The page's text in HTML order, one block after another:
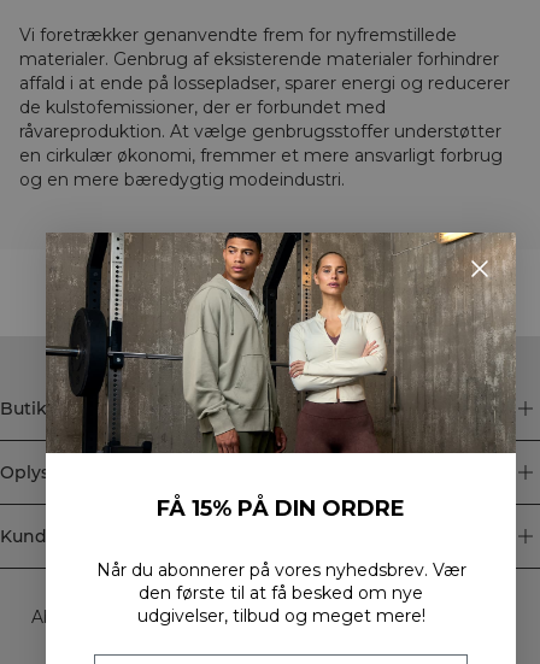
Vi foretrækker genanvendte frem for nyfremstillede
materialer. Genbrug af eksisterende materialer forhindrer
affald i at ende på lossepladser, sparer energi og reducerer
de kulstofemissioner, der er forbundet med
råvareproduktion. At vælge genbrugsstoffer understøtter
en cirkulær økonomi, fremmer et mere ansvarligt forbrug
og en mere bæredygtig modeindustri.
STYLE WITH
Butik
Oplysninger
Kundeservice
Newsletter
Abonner på vores nyhedsbrev! Få eksklusive tilbud, vores
FÅ 15% PÅ DIN ORDRE
Når du abonnerer på vores nyhedsbrev. Vær
den første til at få besked om nye
udgivelser, tilbud og meget mere!